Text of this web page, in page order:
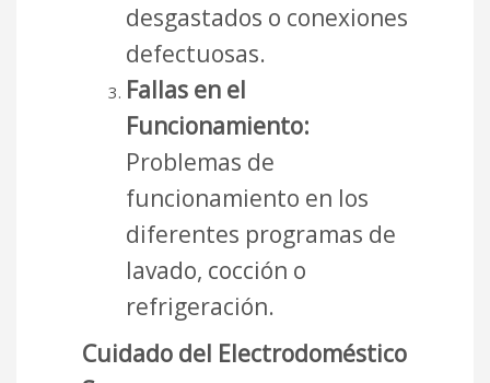
desgastados o conexiones
defectuosas.
Fallas en el
Funcionamiento:
Problemas de
funcionamiento en los
diferentes programas de
lavado, cocción o
refrigeración.
Cuidado del Electrodoméstico